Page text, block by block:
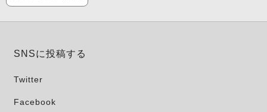
SNSに投稿する
Twitter
Facebook